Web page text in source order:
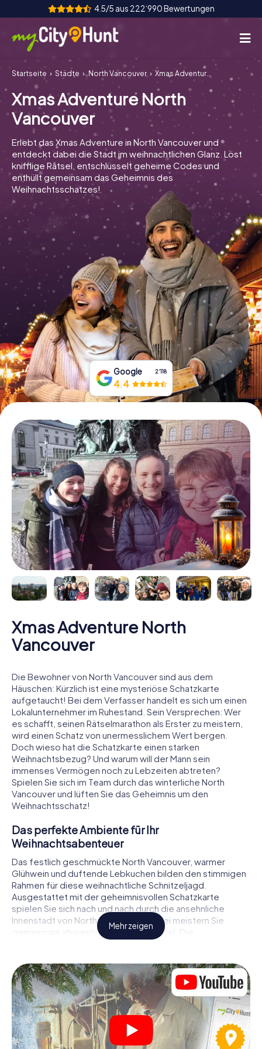
4.5/5 aus 222‘990 Bewertungen
So funktioniert's
Städte
Touren
Teamevent
Tickets
INT CH
ES
UK
IT
Tickets buchen
Gutscheine bestellen
Startseite Städte North Vancouver Xmas Adventure North Vancouver
Xmas Adventure North
Vancouver
Erlebt das Xmas Adventure in North Vancouver und
entdeckt dabei die Stadt im weihnachtlichen Glanz. Löst
knifflige Rätsel, entschlüsselt geheime Codes und
enthüllt gemeinsam das Geheimnis des
Weihnachtsschatzes!
Google 2‘118
4.4
Xmas Adventure North
Vancouver
Die Bewohner von North Vancouver sind aus dem
Häuschen: Kürzlich ist eine mysteriöse Schatzkarte
aufgetaucht! Bei dem Verfasser handelt es sich um einen
Lokalunternehmer im Ruhestand. Sein Versprechen: Wer
es schafft, seinen Rätselmarathon als Erster zu meistern,
wird einen Schatz von unermesslichem Wert bergen.
Doch wieso hat die Schatzkarte einen starken
Weihnachtsbezug? Und warum will der Mann sein
immenses Vermögen noch zu Lebzeiten abtreten?
Spielen Sie sich im Team durch das winterliche North
Vancouver und lüften Sie das Geheimnis um den
Weihnachtsschatz!
Das perfekte Ambiente für Ihr
Weihnachtsabenteuer
Das festlich geschmückte North Vancouver, warmer
Glühwein und duftende Lebkuchen bilden den stimmigen
Rahmen für diese weihnachtliche Schnitzeljagd.
Ausgestattet mit der geheimnisvollen Schatzkarte
spielen Sie sich nach und nach durch die ansehnliche
Innenstadt von North Vancouver. Dabei meistern Sie
gemeinsam abwechslungsreiche Rätsel. Die
Weihnachtsthematik zieht sich als roter Faden durch das
Weise erfahren Sie faszinierende Anekdoten rund um das
nahende Weihnachtsfest. Wird es Ihnen gelingen, die
Hinweise richtig zu deuten und anderen Schatzsuchern
stets einen Schritt voraus zu sein?
Der Weihnachtsmarkt von North Vancouver als
Zwischenstopp
Mehr zeigen